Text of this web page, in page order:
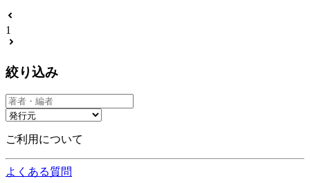
1
絞り込み
ご利用について
よくある質問